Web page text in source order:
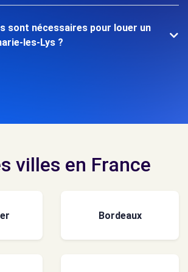
sont nécessaires pour louer un
les-Lys ?
villes en France
Bordeaux